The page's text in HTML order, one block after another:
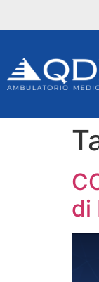
di